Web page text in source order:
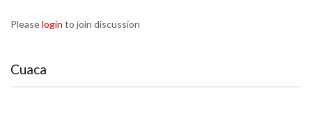
Pleaselogin to join discussion
Cuaca